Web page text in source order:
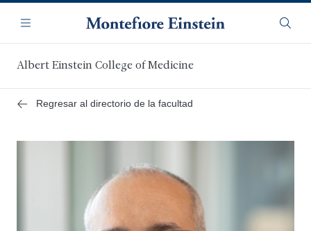
contenido
principal
Navegación
Menú
Albert Einstein College of Medicine
Regresar al directorio de la facultad